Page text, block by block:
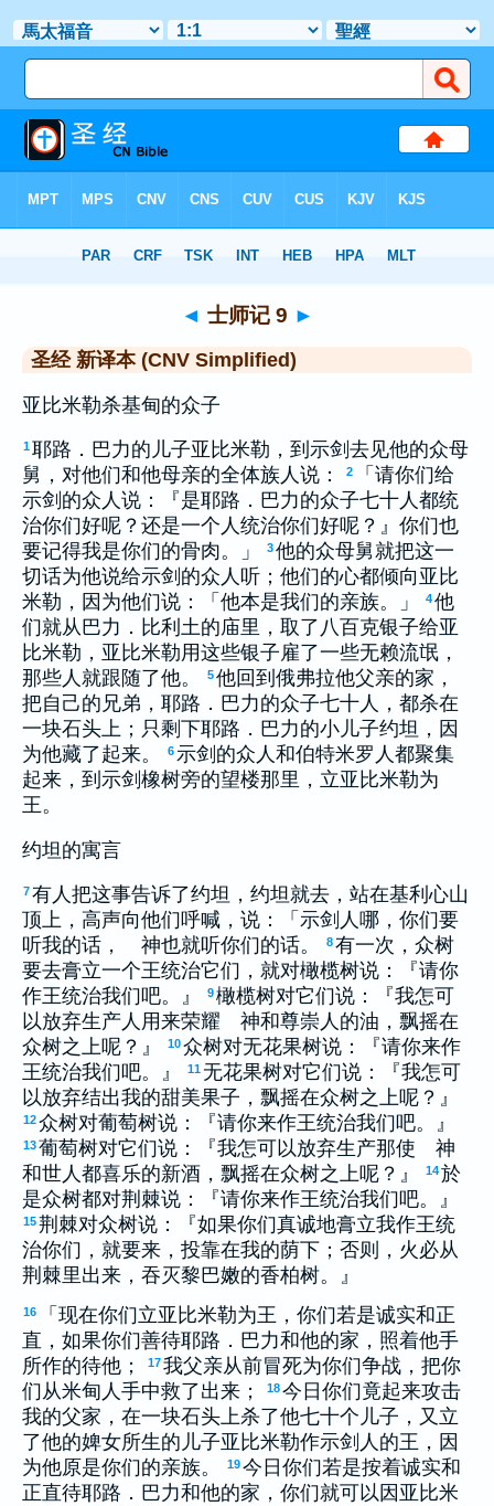
> 士师记 9
◄ 士师记 9 ►
圣经 新译本 (CNV Simplified)
亚比米勒杀基甸的众子
1耶路．巴力的儿子亚比米勒，到示剑去见他的众母
舅，对他们和他母亲的全体族人说：
2
「请你们给
示剑的众人说：『是耶路．巴力的众子七十人都统
治你们好呢？还是一个人统治你们好呢？』你们也
要记得我是你们的骨肉。」
3他的众母舅就把这一
切话为他说给示剑的众人听；他们的心都倾向亚比
米勒，因为他们说：「他本是我们的亲族。」
4他
们就从巴力．比利土的庙里，取了八百克银子给亚
比米勒，亚比米勒用这些银子雇了一些无赖流氓，
那些人就跟随了他。
5他回到俄弗拉他父亲的家，
把自己的兄弟，耶路．巴力的众子七十人，都杀在
一块石头上；只剩下耶路．巴力的小儿子约坦，因
为他藏了起来。
6示剑的众人和伯特米罗人都聚集
起来，到示剑橡树旁的望楼那里，立亚比米勒为
王。
约坦的寓言
7有人把这事告诉了约坦，约坦就去，站在基利心山
顶上，高声向他们呼喊，说：「示剑人哪，你们要
听我的话， 神也就听你们的话。
8有一次，众树
要去膏立一个王统治它们，就对橄榄树说：『请你
作王统治我们吧。』
9橄榄树对它们说：『我怎可
以放弃生产人用来荣耀 神和尊崇人的油，飘摇在
众树之上呢？』
10众树对无花果树说：『请你来作
王统治我们吧。』
11 无花果树对它们说：『我怎可
以放弃结出我的甜美果子，飘摇在众树之上呢？』
12众树对葡萄树说：『请你来作王统治我们吧。』
13葡萄树对它们说：『我怎可以放弃生产那使 神
和世人都喜乐的新酒，飘摇在众树之上呢？』
14於
是众树都对荆棘说：『请你来作王统治我们吧。』
15荆棘对众树说：『如果你们真诚地膏立我作王统
治你们，就要来，投靠在我的荫下；否则，火必从
荆棘里出来，吞灭黎巴嫩的香柏树。』
16
「现在你们立亚比米勒为王，你们若是诚实和正
直，如果你们善待耶路．巴力和他的家，照着他手
所作的待他；
17我父亲从前冒死为你们争战，把你
们从米甸人手中救了出来；
18今日你们竟起来攻击
我的父家，在一块石头上杀了他七十个儿子，又立
了他的婢女所生的儿子亚比米勒作示剑人的王，因
为他原是你们的亲族。
19今日你们若是按着诚实和
正直待耶路．巴力和他的家，你们就可以因亚比米